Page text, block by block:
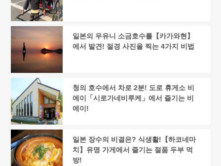
일본의 우유니 소금호수를【카가와현】
에서 발견! 절경 사진을 찍는 4가지 비법
청의 호수에서 차로 2분! 도로 휴게소 비
에이「시로가네비루케」에서 즐기는 비
에이!
일본 장수의 비결은? 식생활!【하코네마
치】유명 가게에서 즐기는 절품 두부 먹
방!